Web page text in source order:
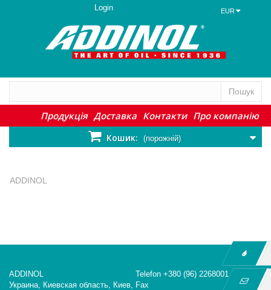
Login EUR
Пошук
Продукція Доставка Контакти Про компанію
Кошик: (порожній)
ADDINOL
ADDINOL
Украина, Киевская область, Киев,
Telefon +380 (96) 2268001
Fax